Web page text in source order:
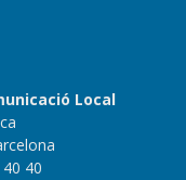
Local
40